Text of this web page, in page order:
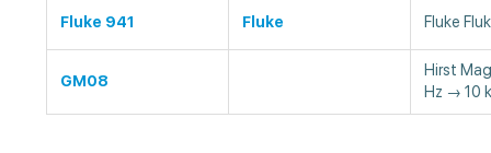
Fluke 941 Fluke Fluke
GM08
Hirst
Hz → 10